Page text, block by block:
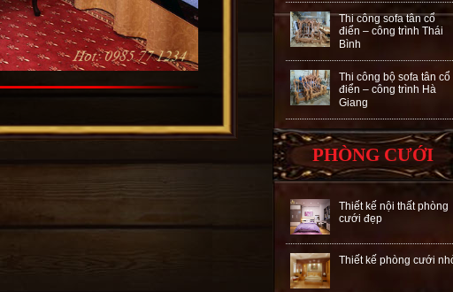
Thi công sofa tân cổ
điển – công trình Thái
Bình
Thi công bộ sofa tân cổ
điển – công trình Hà
Giang
PHÒNG CƯỚI
Thiết kế nội thất phòng
cưới đẹp
Thiết kế phòng cưới